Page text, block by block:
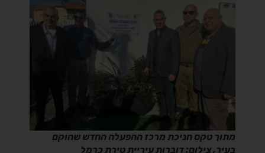
מתוך טקס חניכת מרכז ההפעלה החדש שהוקם
בעיר, צילום: דוברות עיריית טירת כרמל